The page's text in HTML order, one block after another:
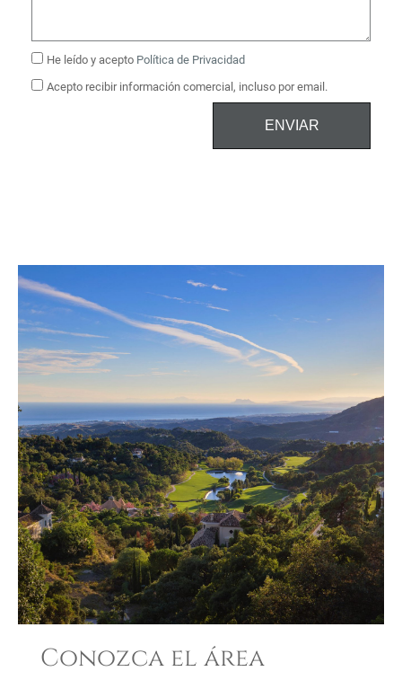
He leído y acepto Política de Privacidad
Acepto recibir información comercial, incluso por email.
ENVIAR
Conozca el área